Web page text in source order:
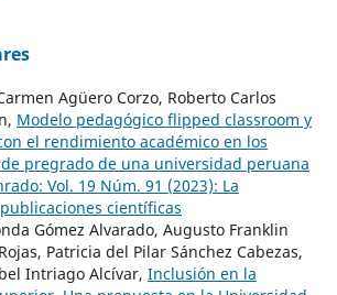
Agüero Corzo, Roberto Carlos
Modelo pedagógico flipped classroom y
el rendimiento académico en los
pregrado de una universidad peruana
Vol. 19 Núm. 91 (2023): La
científicas
Gómez Alvarado, Augusto Franklin
Patricia del Pilar Sánchez Cabezas,
Intriago Alcívar, Inclusión en la